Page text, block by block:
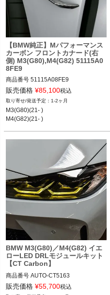
【BMW純正】Mパフォーマンス
カーボン フロントカナード(右
側) M3(G80),M4(G82) 51115A0
8FE9
商品番号 51115A08FE9
51115A08FE9
販売価格 ¥85,100税込
1-2ヶ月
M3(G80)(21- )
M4(G82)(21- )
BMW M3(G80)／M4(G82) イエ
ローLED DRLモジュールキット
【CT Carbon】
商品番号 AUTO-CT5163
CT5163
販売価格 ¥55,700税込